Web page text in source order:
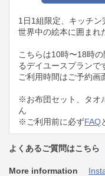
1日1組限定、キッチ
世界中の絵本に囲まれ
こちらは10時〜18時
るデイユースプランで
ご利用時間はご予約画
※お布団セット、タオ
ん
※ご利用前に必ずFAQ
よくあるご質問はこちら
More information